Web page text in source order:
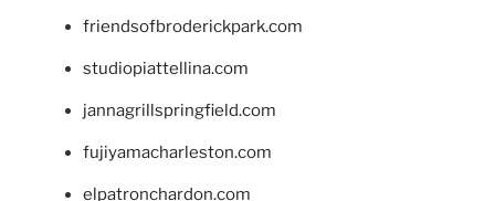
friendsofbroderickpark.com
studiopiattellina.com
jannagrillspringfield.com
fujiyamacharleston.com
elpatronchardon.com